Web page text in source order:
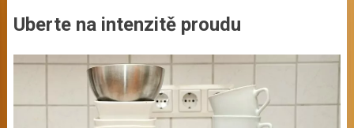
Uberte na intenzitě proudu